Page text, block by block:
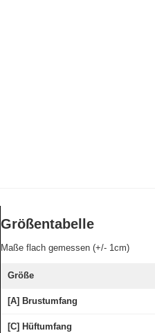
Größentabelle
Maße flach gemessen (+/- 1cm)
Größe
[A] Brustumfang
[C] Hüftumfang